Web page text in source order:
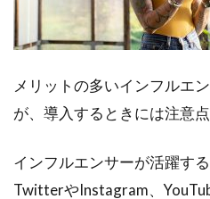
メリットの多いインフルエ
が、導入するときには注意点
インフルエンサーが活躍す
TwitterやInstagram、